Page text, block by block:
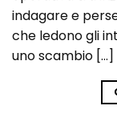
indagare e
che ledono gli
uno scambio […]